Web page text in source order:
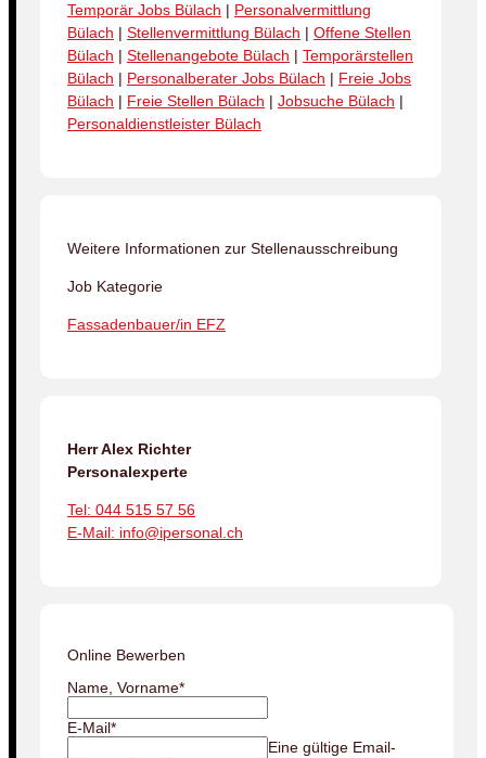
Temporär Jobs Bülach | Personalvermittlung
Bülach | Stellenvermittlung Bülach | Offene Stellen
Bülach | Stellenangebote Bülach | Temporärstellen
Bülach | Personalberater Jobs Bülach | Freie Jobs
Bülach | Freie Stellen Bülach | Jobsuche Bülach |
Personaldienstleister Bülach
Weitere Informationen zur Stellenausschreibung
Job Kategorie
Fassadenbauer/in EFZ
Herr Alex Richter
Personalexperte
Tel: 044 515 57 56
E-Mail: info@ipersonal.ch
Online Bewerben
Name, Vorname*
E-Mail*
Eine gültige Email-